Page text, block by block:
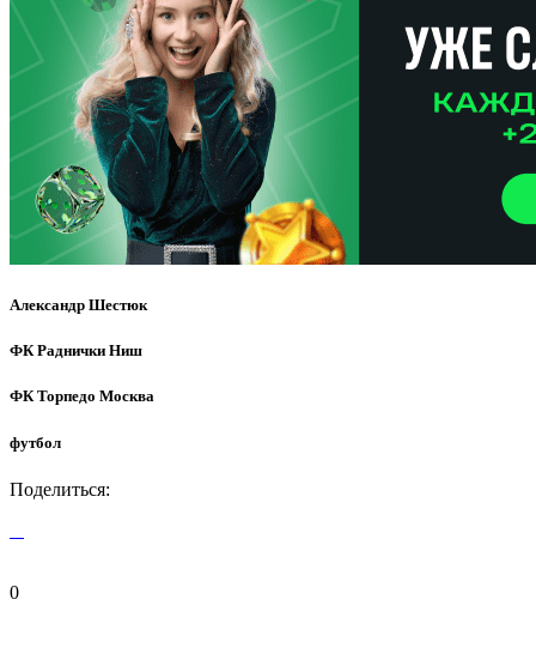
Александр Шестюк
ФК Раднички Ниш
ФК Торпедо Москва
футбол
Поделиться:
0